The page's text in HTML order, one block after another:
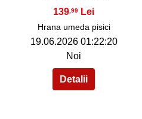
139 ,99
Hrana umeda pisici
19.06.2026 01:22:20
Noi